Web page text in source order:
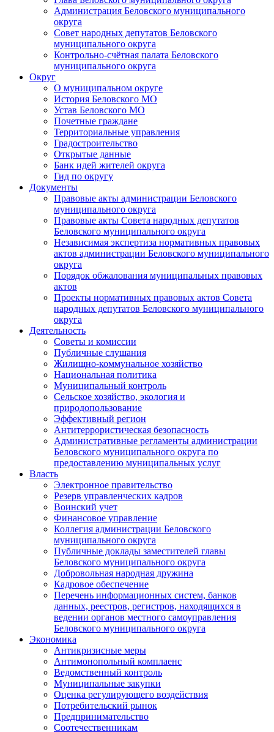
Администрация Беловского муниципального
округа
Совет народных депутатов Беловского
муниципального округа
Контрольно-счётная палата Беловского
муниципального округа
Округ
О муниципальном округе
История Беловского МО
Устав Беловского МО
Почетные граждане
Территориальные управления
Градостроительство
Открытые данные
Банк идей жителей округа
Гид по округу
Документы
Правовые акты администрации Беловского
муниципального округа
Правовые акты Совета народных депутатов
Беловского муниципального округа
Независимая экспертиза нормативных правовых
актов администрации Беловского муниципального
округа
Порядок обжалования муниципальных правовых
актов
Проекты нормативных правовых актов Совета
народных депутатов Беловского муниципального
округа
Деятельность
Советы и комиссии
Публичные слушания
Жилищно-коммунальное хозяйство
Национальная политика
Муниципальный контроль
Сельское хозяйство, экология и
природопользование
Эффективный регион
Антитеррористическая безопасность
Административные регламенты администрации
Беловского муниципального округа по
предоставлению муниципальных услуг
Власть
Электронное правительство
Резерв управленческих кадров
Воинский учет
Финансовое управление
Коллегия администрации Беловского
муниципального округа
Публичные доклады заместителей главы
Беловского муниципального округа
Добровольная народная дружина
Кадровое обеспечение
Перечень информационных систем, банков
данных, реестров, регистров, находящихся в
ведении органов местного самоуправления
Беловского муниципального округа
Экономика
Антикризисные меры
Антимонопольный комплаенс
Ведомственный контроль
Муниципальные закупки
Оценка регулирующего воздействия
Потребительский рынок
Предпринимательство
Соотечественникам